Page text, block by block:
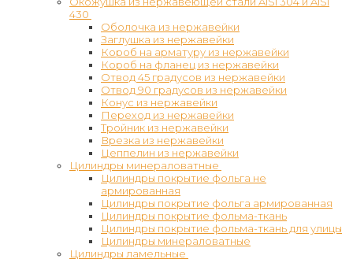
430
Оболочка из нержавейки
Заглушка из нержавейки
Короб на арматуру из нержавейки
Короб на фланец из нержавейки
Отвод 45 градусов из нержавейки
Отвод 90 градусов из нержавейки
Конус из нержавейки
Переход из нержавейки
Тройник из нержавейки
Врезка из нержавейки
Цеппелин из нержавейки
Цилиндры минераловатные
Цилиндры покрытие фольга не
армированная
Цилиндры покрытие фольга армированная
Цилиндры покрытие фольма-ткань
Цилиндры покрытие фольма-ткань для улицы
Цилиндры минераловатные
Цилиндры ламельные